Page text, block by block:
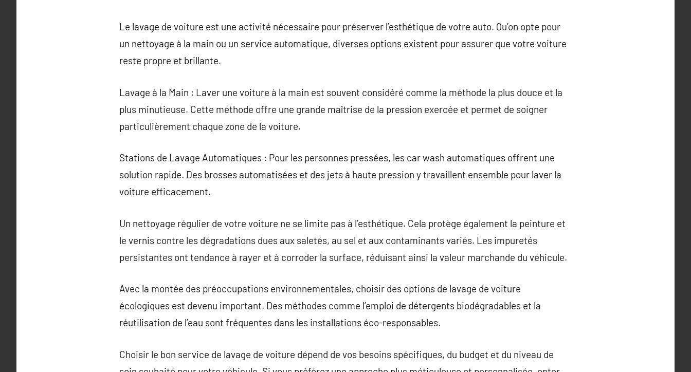
Le lavage de voiture est une activité nécessaire pour préserver l’esthétique de votre auto. Qu’on opte pour
un nettoyage à la main ou un service automatique, diverses options existent pour assurer que votre voiture
reste propre et brillante.
Lavage à la Main : Laver une voiture à la main est souvent considéré comme la méthode la plus douce et la
plus minutieuse. Cette méthode offre une grande maîtrise de la pression exercée et permet de soigner
particulièrement chaque zone de la voiture.
Stations de Lavage Automatiques : Pour les personnes pressées, les car wash automatiques offrent une
solution rapide. Des brosses automatisées et des jets à haute pression y travaillent ensemble pour laver la
voiture efficacement.
Un nettoyage régulier de votre voiture ne se limite pas à l’esthétique. Cela protège également la peinture et
le vernis contre les dégradations dues aux saletés, au sel et aux contaminants variés. Les impuretés
persistantes ont tendance à rayer et à corroder la surface, réduisant ainsi la valeur marchande du véhicule.
Avec la montée des préoccupations environnementales, choisir des options de lavage de voiture
écologiques est devenu important. Des méthodes comme l’emploi de détergents biodégradables et la
réutilisation de l’eau sont fréquentes dans les installations éco-responsables.
Choisir le bon service de lavage de voiture dépend de vos besoins spécifiques, du budget et du niveau de